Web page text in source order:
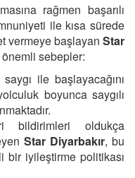
rağmen başarılı
ile kısa sürede
vermeye başlayan Star
önemli sebepler:
ile başlayacağını
boyunca saygılı
bildirimleri oldukça
Star Diyarbakır, bu
bir iyileştirme politikası